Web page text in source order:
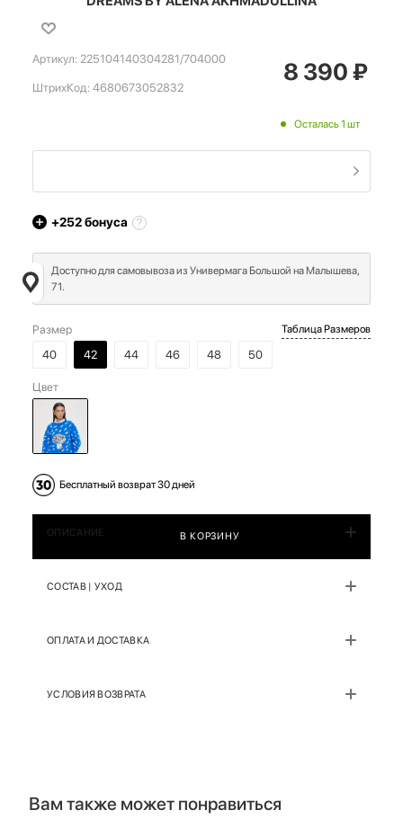
Артикул: 225104140304281/704000
ШтрихКод: 4680673052832
8 390₽
Осталась 1 шт
+252бонуса
Доступно для самовывоза из Универмага Большой на Малышева,
71.
Размер
40
42 44 46 48 50
Таблица Размеров
Цвет
Бесплатный возврат 30 дней
В КОРЗИНУ
ОПИСАНИЕ
СОСТАВ | УХОД
ОПЛАТА И ДОСТАВКА
УСЛОВИЯ ВОЗВРАТА
Вам также может понравиться